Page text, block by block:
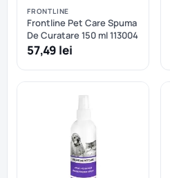
FRONTLINE
Frontline Pet Care Spuma
De Curatare 150 ml 113004
57,49 lei